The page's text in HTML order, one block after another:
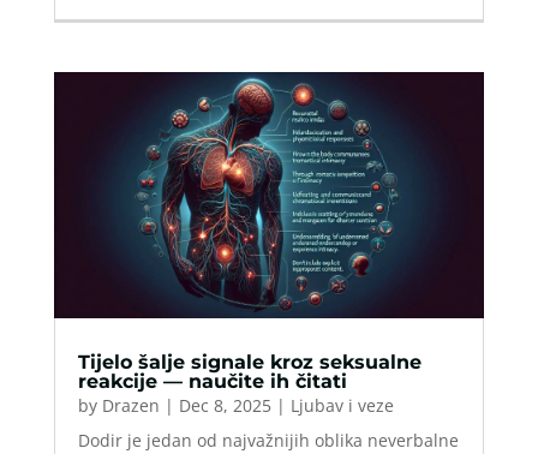
Tijelo šalje signale kroz seksualne
reakcije — naučite ih čitati
by Drazen | Dec 8, 2025| Ljubav i veze
Dodir je jedan od najvažnijih oblika neverbalne